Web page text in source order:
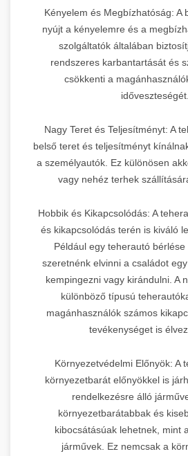
Kényelem és Megbízhatóság: A
nyújt a kényelemre és a
szolgáltatók általában
rendszeres karbantartását és
csökkenti a
időveszteségét.
Nagy Teret és Teljesítményt: A
belső teret és teljesítményt
a személyautók. Ez különösen
vagy nehéz terhek
Hobbik és Kikapcsolódás: A
és kikapcsolódás terén is kiváló
Például egy teherautó
szeretnénk elvinni a családot
kempingezni vagy kirándulni. A
különböző típusú
magánhasználók számos
tevékenységet is
Környezetvédelmi Előnyök: A
környezetbarát előnyökkel is
rendelkezésre álló
környezetbarátabbak és
kibocsátásúak lehetnek, mint
járművek. Ez nemcsak a